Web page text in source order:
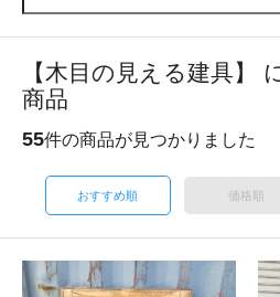
【木目の見える建具】
商品
55件の商品が見つかりました
おすすめ順 価格順